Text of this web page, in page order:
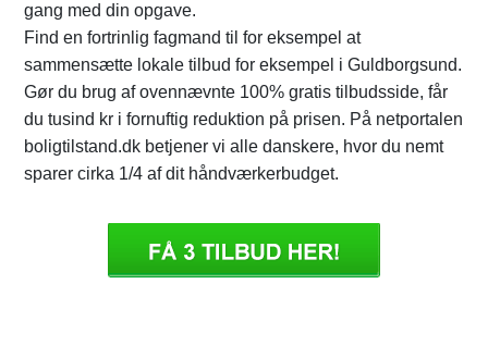
gang med din opgave.
Find en fortrinlig fagmand til for eksempel at
sammensætte lokale tilbud for eksempel i Guldborgsund.
Gør du brug af ovennævnte 100% gratis tilbudsside, får
du tusind kr i fornuftig reduktion på prisen. På netportalen
boligtilstand.dk betjener vi alle danskere, hvor du nemt
sparer cirka 1/4 af dit håndværkerbudget.